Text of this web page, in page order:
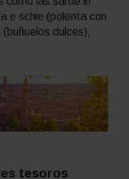
e schie (polenta con
(buñuelos dulces),
tesoros